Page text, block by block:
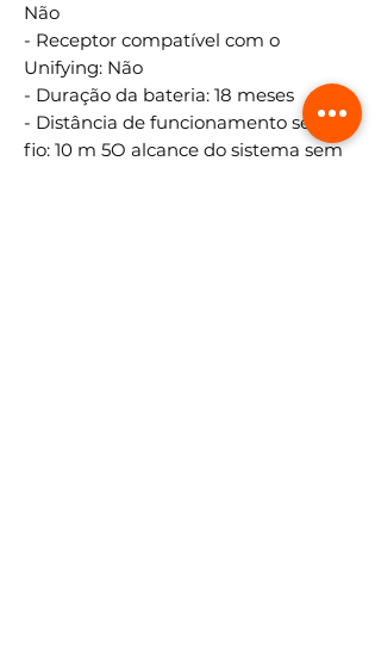
Não
- Receptor compatível com o
Unifying: Não
- Duração da bateria: 18 meses
- Distância de funcionamento sem
fio: 10 m 5O alcance do sistema sem